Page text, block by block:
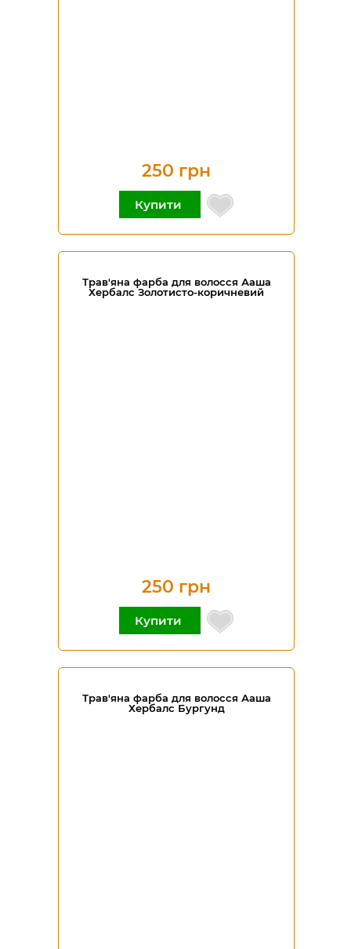
250 грн
Купити
Трав'яна фарба для волосся Ааша
Хербалс Золотисто-коричневий
250 грн
Купити
Трав'яна фарба для волосся Ааша
Хербалс Бургунд